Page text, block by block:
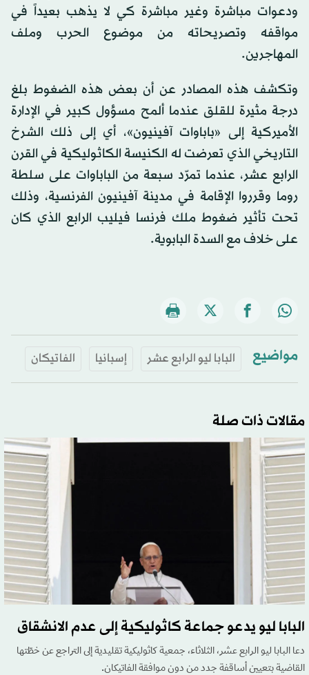
ودعوات مباشرة وغير مباشرة كي لا يذهب بعيداً في
مواقفه وتصريحاته من موضوع الحرب وملف
المهاجرين.
وتكشف هذه المصادر عن أن بعض هذه الضغوط بلغ
درجة مثيرة للقلق عندما ألمح مسؤول كبير في الإدارة
الأميركية إلى «باباوات آفينيون»، أي إلى ذلك الشرخ
التاريخي الذي تعرضت له الكنيسة الكاثوليكية في القرن
الرابع عشر، عندما تمرّد سبعة من الباباوات على سلطة
روما وقرروا الإقامة في مدينة آفينيون الفرنسية، وذلك
تحت تأثير ضغوط ملك فرنسا فيليب الرابع الذي كان
على خلاف مع السدة البابوية.
مواضيع البابا ليو الرابع عشر إسبانيا الفاتيكان
مقالات ذات صلة
البابا ليو يدعو جماعة كاثوليكية إلى عدم الانشقاق
دعا البابا ليو الرابع عشر، الثلاثاء، جمعية كاثوليكية تقليدية إلى التراجع عن خطّتها
القاضية بتعيين أساقفة جدد من دون موافقة الفاتيكان.